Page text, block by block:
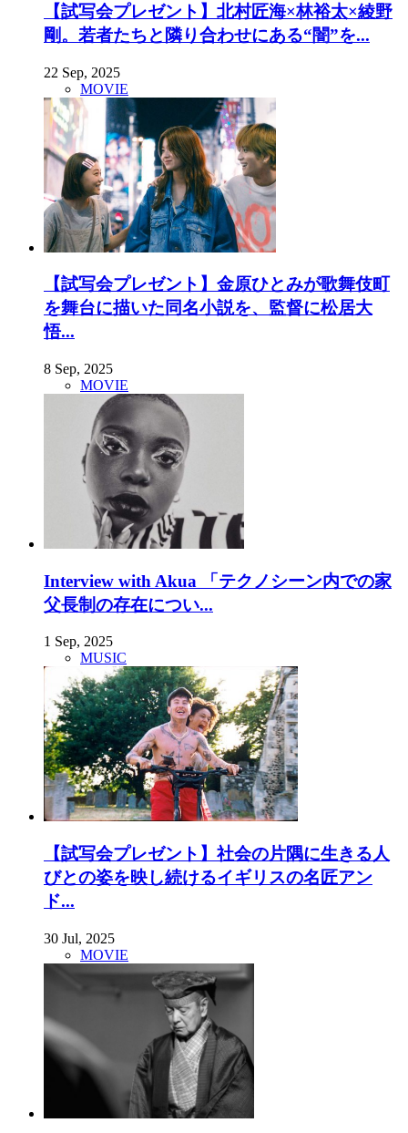
【試写会プレゼント】北村匠海×林裕太×綾野
剛。若者たちと隣り合わせにある“闇”を...
22 Sep, 2025
MOVIE
【試写会プレゼント】金原ひとみが歌舞伎町
を舞台に描いた同名小説を、監督に松居大
悟...
8 Sep, 2025
MOVIE
Interview with Akua 「テクノシーン内での家
父長制の存在につい...
1 Sep, 2025
MUSIC
【試写会プレゼント】社会の片隅に生きる人
びとの姿を映し続けるイギリスの名匠アン
ド...
30 Jul, 2025
MOVIE